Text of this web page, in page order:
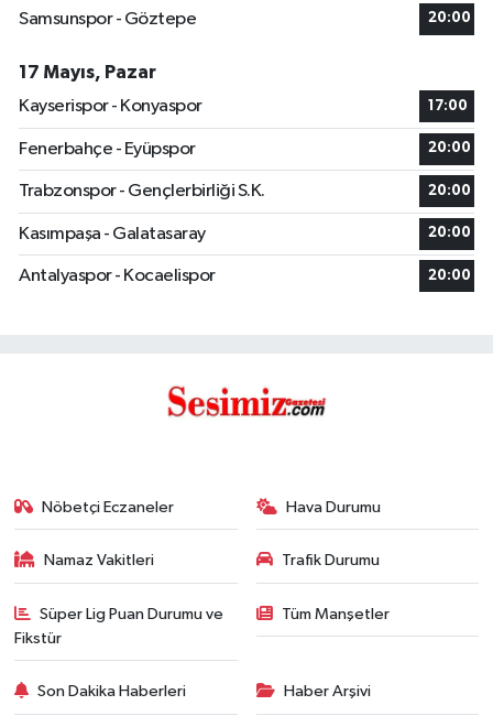
Samsunspor - Göztepe 20:00
17 Mayıs, Pazar
Kayserispor - Konyaspor
17:00
Fenerbahçe - Eyüpspor 20:00
Trabzonspor - Gençlerbirliği S.K. 20:00
Kasımpaşa - Galatasaray 20:00
Antalyaspor - Kocaelispor 20:00
Nöbetçi Eczaneler Hava Durumu
Namaz Vakitleri Trafik Durumu
Süper Lig Puan Durumu ve
Fikstür
Tüm Manşetler
Son Dakika Haberleri Haber Arşivi